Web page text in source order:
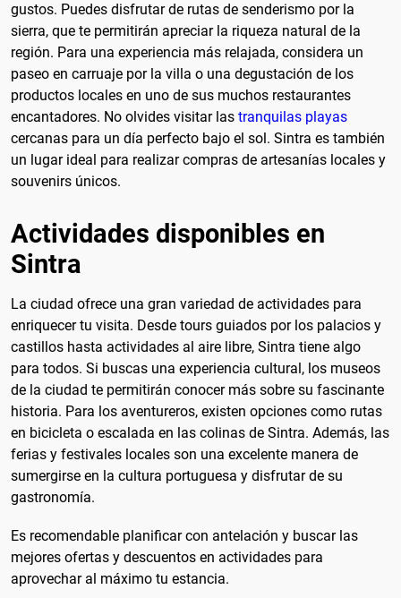
gustos. Puedes disfrutar de rutas de senderismo por la
sierra, que te permitirán apreciar la riqueza natural de la
región. Para una experiencia más relajada, considera un
paseo en carruaje por la villa o una degustación de los
productos locales en uno de sus muchos restaurantes
encantadores. No olvides visitar las tranquilas playas
cercanas para un día perfecto bajo el sol. Sintra es también
un lugar ideal para realizar compras de artesanías locales y
souvenirs únicos.
Actividades disponibles en
Sintra
La ciudad ofrece una gran variedad de actividades para
enriquecer tu visita. Desde tours guiados por los palacios y
castillos hasta actividades al aire libre, Sintra tiene algo
para todos. Si buscas una experiencia cultural, los museos
de la ciudad te permitirán conocer más sobre su fascinante
historia. Para los aventureros, existen opciones como rutas
en bicicleta o escalada en las colinas de Sintra. Además, las
ferias y festivales locales son una excelente manera de
sumergirse en la cultura portuguesa y disfrutar de su
gastronomía.
Es recomendable planificar con antelación y buscar las
mejores ofertas y descuentos en actividades para
aprovechar al máximo tu estancia.